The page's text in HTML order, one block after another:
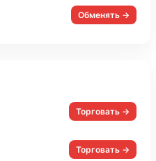
Обменять →
Торговать →
Торговать →